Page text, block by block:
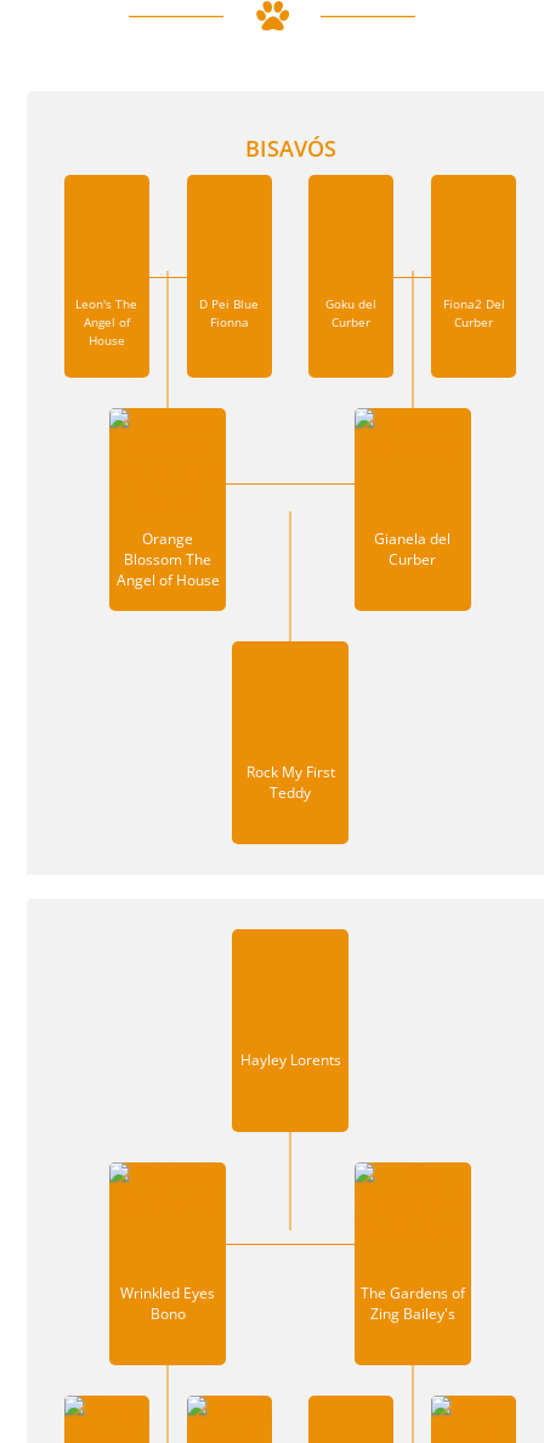
Rock My First
Teddy
Orange
Blossom The
Angel of House
Gianela del
Curber
BISAVÓS
Leon's The
Angel of
House
D Pei Blue
Fionna
Goku del
Curber
Fiona2 Del
Curber
Hayley Lorents
Wrinkled Eyes
Bono
The Gardens of
Zing Bailey's